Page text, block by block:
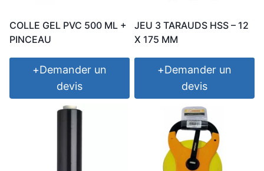
COLLE GEL PVC 500 ML +
PINCEAU
+Demander un
devis
JEU 3 TARAUDS HSS – 12
X 175 MM
+Demander un
devis